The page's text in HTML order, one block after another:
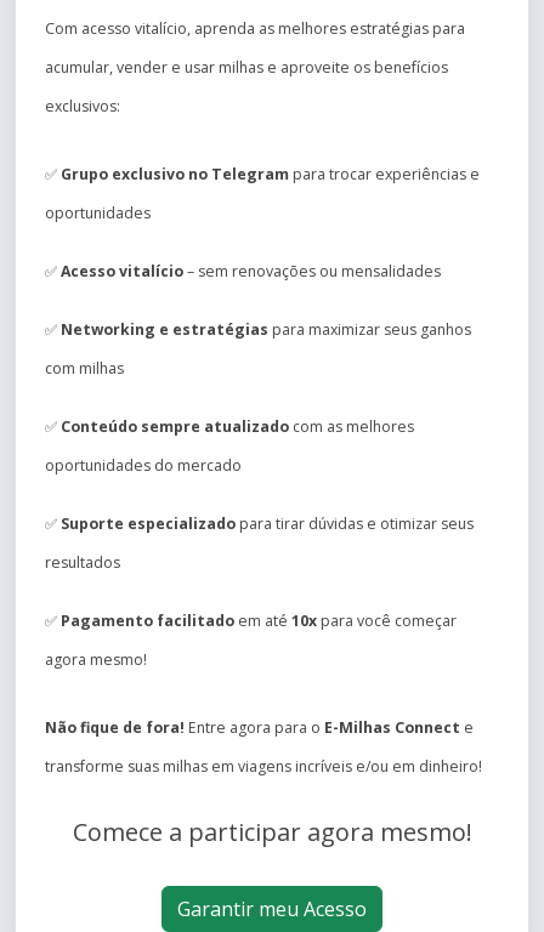
Com acesso vitalício, aprenda as melhores estratégias para
acumular, vender e usar milhas e aproveite os benefícios
exclusivos:
✅ Grupo exclusivo no Telegram para trocar experiências e
oportunidades
✅Acesso vitalício– sem renovações ou mensalidades
✅ Networking e estratégias para maximizar seus ganhos
com milhas
✅ Conteúdo sempre atualizado com as melhores
oportunidades do mercado
✅ Suporte especializado para tirar dúvidas e otimizar seus
resultados
✅ Pagamento facilitado em até 10x para você começar
agora mesmo!
Não fique de fora! Entre agora para o E-Milhas Connect e
transforme suas milhas em viagens incríveis e/ou em dinheiro!
Comece a participar agora mesmo!
Garantir meu Acesso